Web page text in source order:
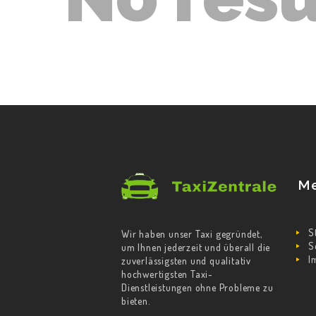
ÜBER UNS
Wir haben unser Taxi gegründet,
um Ihnen jederzeit und überall die
zuverlässigsten und qualitativ
hochwertigsten Taxi-
Dienstleistungen ohne Probleme zu
bieten.